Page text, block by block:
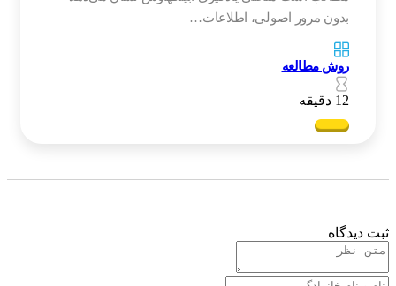
بدون مرور اصولی، اطلاعات…
روش مطالعه
دیدگاه